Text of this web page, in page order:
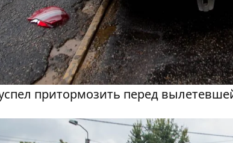
притормозить перед